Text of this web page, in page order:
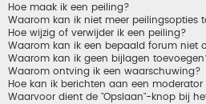
Hoe maak ik een peiling?
Waarom kan ik niet meer peilingsopties
Hoe wijzig of verwijder ik een peiling?
Waarom kan ik een bepaald forum niet
Waarom kan ik geen bijlagen
Waarom ontving ik een waarschuwing?
Hoe kan ik berichten aan een moderator
Waarvoor dient de "Opslaan"-knop bij